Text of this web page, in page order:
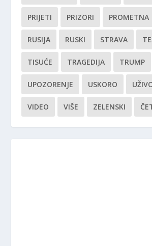
PRIJETI PRIZORI PROMETNA
RUSIJA RUSKI STRAVA
TISUĆE TRAGEDIJA TRUMP
UPOZORENJE USKORO
VIDEO VIŠE ZELENSKI